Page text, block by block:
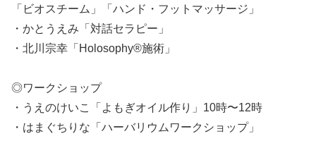
「ビオスチーム」「ハンド・フットマッサージ」
・かとうえみ「対話セラピー」
・北川宗幸「Holosophy®施術」
◎ワークショップ
・うえのけいこ「よもぎオイル作り」10時〜12時
・はまぐちりな「ハーバリウムワークショップ」